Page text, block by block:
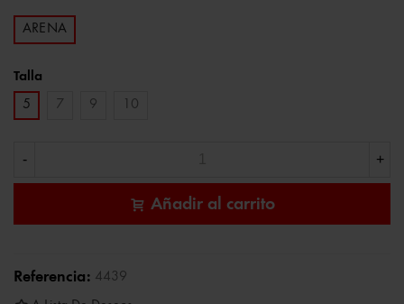
ARENA
Talla
5
7 9 10
- +
Añadir al carrito
Referencia: 4439